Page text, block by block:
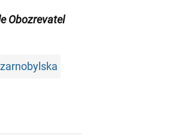
Obozrevatel